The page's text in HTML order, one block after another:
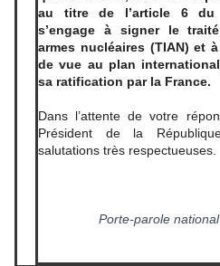
au titre de l’article 6 du
s’engage à signer le
armes nucléaires (TIAN) et
de vue au plan
sa ratification par la France.
Dans l’attente de votre
Président de la
salutations très respectueuses.
Porte-parole